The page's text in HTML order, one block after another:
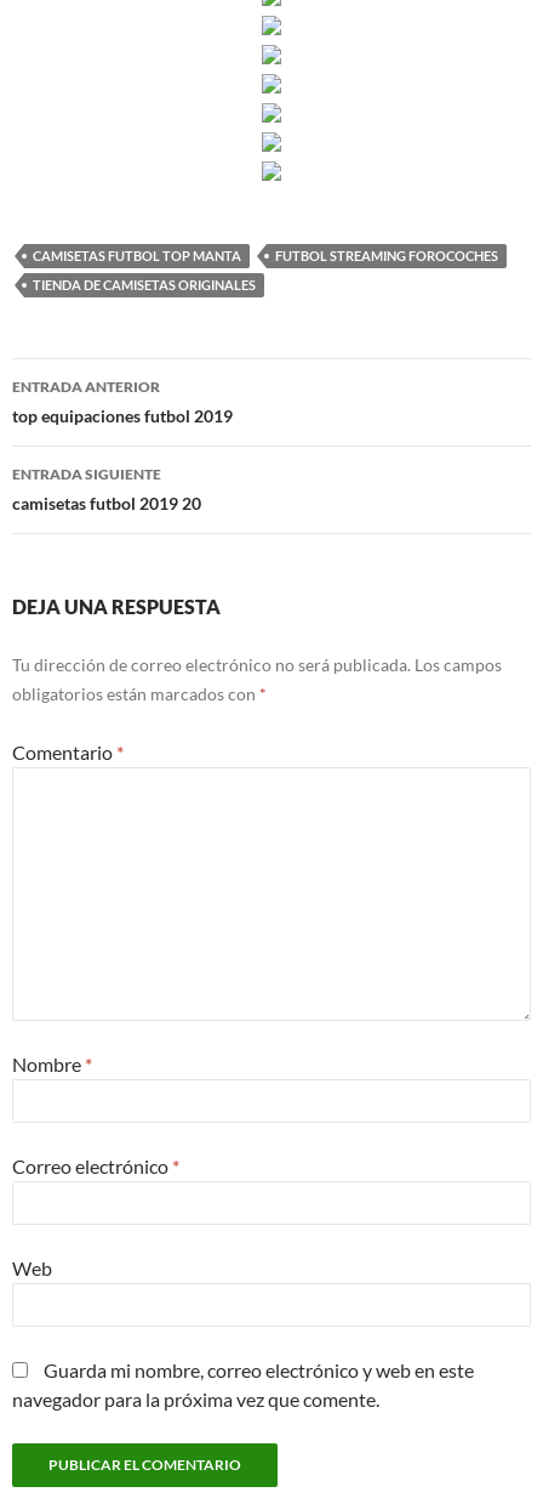
CAMISETAS FUTBOL TOP MANTA
FUTBOL STREAMING FOROCOCHES
TIENDA DE CAMISETAS ORIGINALES
Navegación
de
entradas
ENTRADA ANTERIOR
top equipaciones futbol 2019
ENTRADA SIGUIENTE
camisetas futbol 2019 20
DEJA UNA RESPUESTA
Tu dirección de correo electrónico no será publicada. Los campos
obligatorios están marcados con *
Comentario *
Nombre *
Correo electrónico *
Web
Guarda mi nombre, correo electrónico y web en este
navegador para la próxima vez que comente.